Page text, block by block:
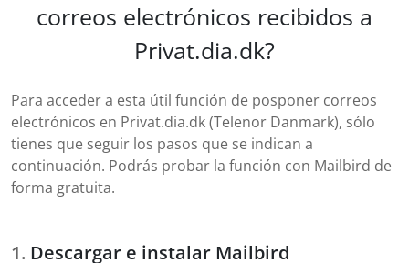
correos electrónicos recibidos a
Privat.dia.dk?
Para acceder a esta útil función de posponer correos
electrónicos en Privat.dia.dk (Telenor Danmark), sólo
tienes que seguir los pasos que se indican a
continuación. Podrás probar la función con Mailbird de
forma gratuita.
Descargar e instalar Mailbird